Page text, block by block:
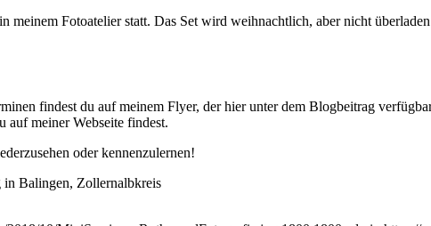
meinem Fotoatelier statt. Das Set wird weihnachtlich, aber nicht
findest du auf meinem Flyer, der hier unter dem Blogbeitrag
auf meiner Webseite findest.
oder kennenzulernen!